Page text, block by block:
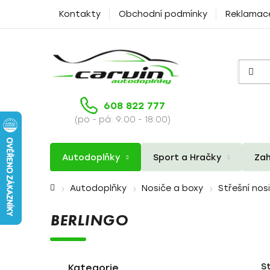
Kontakty Obchodní podmínky
608 822 777
(po - pá: 9:00 - 18:00)
Autodoplňky Sport a Hračky
Domů Autodoplňky Nosiče a boxy Střešní
BERLINGO